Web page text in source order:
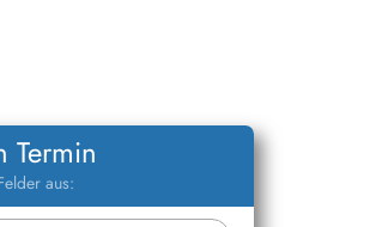
Termin
aus: